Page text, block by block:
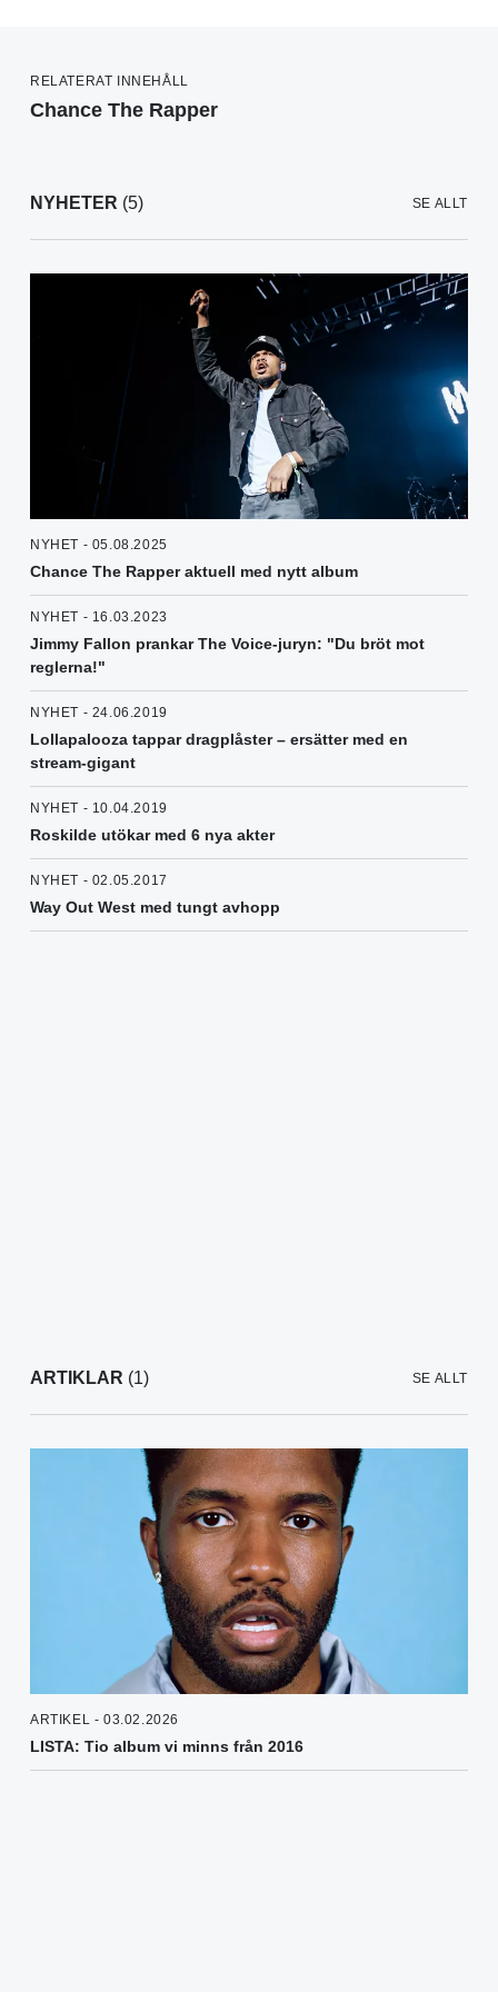
RELATERAT INNEHÅLL
Chance The Rapper
NYHETER (5) SE ALLT
NYHET - 05.08.2025
Chance The Rapper aktuell med nytt album
NYHET - 16.03.2023
Jimmy Fallon prankar The Voice-juryn: "Du bröt mot
reglerna!"
NYHET - 24.06.2019
Lollapalooza tappar dragplåster – ersätter med en
stream-gigant
NYHET - 10.04.2019
Roskilde utökar med 6 nya akter
NYHET - 02.05.2017
Way Out West med tungt avhopp
ARTIKLAR (1) SE ALLT
ARTIKEL - 03.02.2026
LISTA: Tio album vi minns från 2016